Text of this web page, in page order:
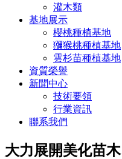
灌木類
基地展示
櫻桃種植基地
獼猴桃種植基地
雲杉苗種植基地
資質榮譽
新聞中心
技術要領
行業資訊
聯系我們
大力展開美化苗